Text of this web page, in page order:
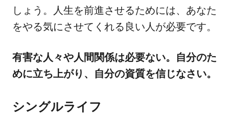
しょう。人生を前進させるためには、あなた
をやる気にさせてくれる良い人が必要です。
有害な人々や人間関係は必要ない。自分のた
めに立ち上がり、自分の資質を信じなさい。
シングルライフ